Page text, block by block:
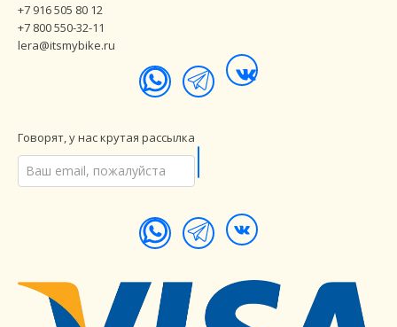
+7 916 505 80 12
+7 800 550-32-11
lera@itsmybike.ru
Говорят, у нас крутая рассылка